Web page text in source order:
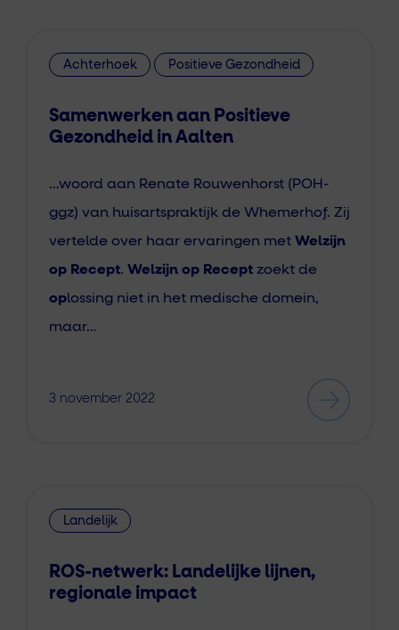
Achterhoek Positieve Gezondheid
Samenwerken aan Positieve
Gezondheid in Aalten
…woord aan Renate Rouwenhorst (POH-
ggz) van huisartspraktijk de Whemerhof. Zij
vertelde over haar ervaringen met Welzijn
op Recept. Welzijn op Recept zoekt de
oplossing niet in het medische domein,
maar…
3 november 2022
Landelijk
ROS-netwerk: Landelijke lijnen,
regionale impact